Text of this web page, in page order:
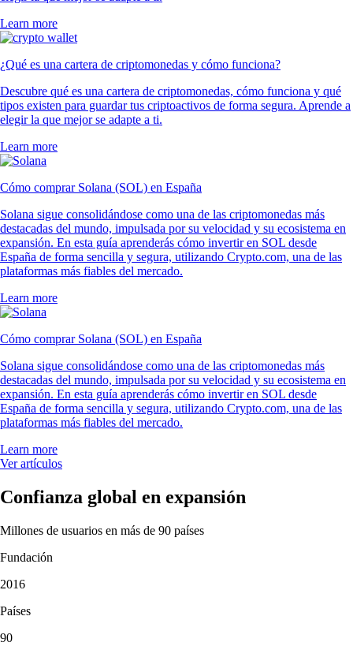
Learn more
¿Qué es una cartera de criptomonedas y cómo funciona?
Descubre qué es una cartera de criptomonedas, cómo funciona y qué
tipos existen para guardar tus criptoactivos de forma segura. Aprende a
elegir la que mejor se adapte a ti.
Learn more
Cómo comprar Solana (SOL) en España
Solana sigue consolidándose como una de las criptomonedas más
destacadas del mundo, impulsada por su velocidad y su ecosistema en
expansión. En esta guía aprenderás cómo invertir en SOL desde
España de forma sencilla y segura, utilizando Crypto.com, una de las
plataformas más fiables del mercado.
Learn more
Cómo comprar Solana (SOL) en España
Solana sigue consolidándose como una de las criptomonedas más
destacadas del mundo, impulsada por su velocidad y su ecosistema en
expansión. En esta guía aprenderás cómo invertir en SOL desde
España de forma sencilla y segura, utilizando Crypto.com, una de las
plataformas más fiables del mercado.
Learn more
Ver artículos
Confianza global en expansión
Millones de usuarios en más de 90 países
Fundación
2016
Países
90